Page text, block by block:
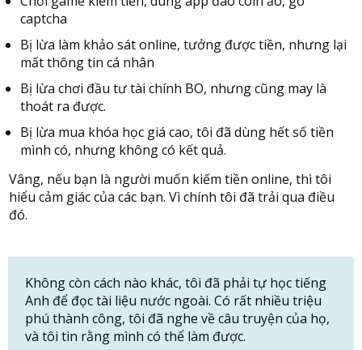
captcha
Bị lừa làm khảo sát online, tưởng được tiền, nhưng lại
mất thông tin cá nhân
Bị lừa chơi đầu tư tài chính BO, nhưng cũng may là
thoát ra được.
Bị lừa mua khóa học giá cao, tôi đã dùng hết số tiền
mình có, nhưng không có kết quả.
Vâng, nếu bạn là người muốn kiếm tiền online, thì tôi
hiểu cảm giác của các bạn. Vì chính tôi đã trải qua điều
đó.
Không còn cách nào khác, tôi đã phải tự học tiếng
Anh để đọc tài liệu nước ngoài. Có rất nhiều triệu
phú thành công, tôi đã nghe về câu truyện của họ,
và tôi tin rằng mình có thể làm được.